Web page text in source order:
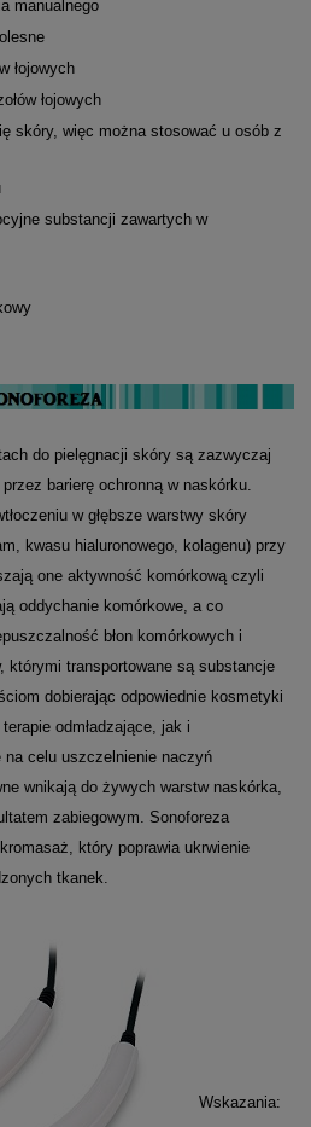
manualnego
łojowych
łojowych
skóry, więc można stosować u osób z
substancji zawartych w
do pielęgnacji skóry są zazwyczaj
barierę ochronną w naskórku.
w głębsze warstwy skóry
kwasu hialuronowego, kolagenu) przy
one aktywność komórkową czyli
oddychanie komórkowe, a co
błon komórkowych i
którymi transportowane są substancje
dobierając odpowiednie kosmetyki
odmładzające, jak i
celu uszczelnienie naczyń
wnikają do żywych warstw naskórka,
zabiegowym. Sonoforeza
który poprawia ukrwienie
tkanek.
Wskazania: